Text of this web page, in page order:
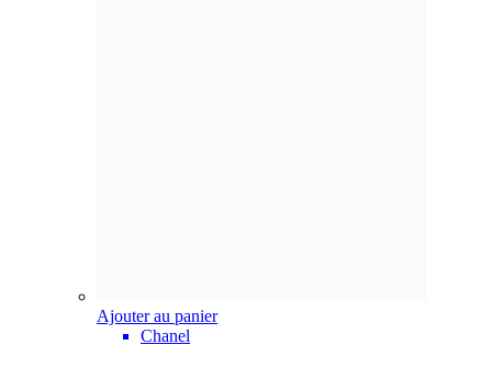
Ajouter au panier
Chanel